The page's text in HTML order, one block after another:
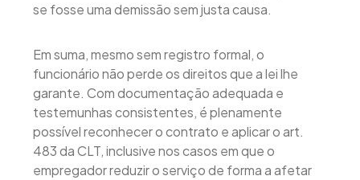
se fosse uma demissão sem justa causa.
Em suma, mesmo sem registro formal, o
funcionário não perde os direitos que a lei lhe
garante. Com documentação adequada e
testemunhas consistentes, é plenamente
possível reconhecer o contrato e aplicar o art.
483 da CLT, inclusive nos casos em que o
empregador reduzir o serviço de forma a afetar